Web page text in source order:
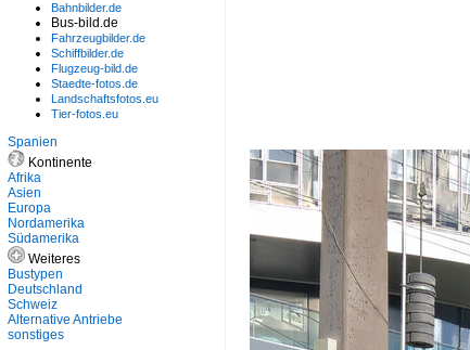
Bahnbilder.de
Bus-bild.de
Fahrzeugbilder.de
Schiffbilder.de
Flugzeug-bild.de
Staedte-fotos.de
Landschaftsfotos.eu
Tier-fotos.eu
Spanien
Kontinente
Afrika
Asien
Europa
Nordamerika
Südamerika
Weiteres
Bustypen
Deutschland
Schweiz
Alternative Antriebe
sonstiges